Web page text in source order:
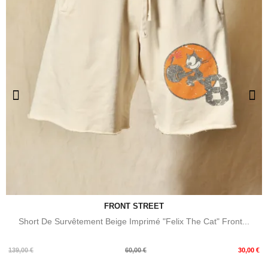
FRONT STREET
Short De Survêtement Beige Imprimé "Felix The Cat" Front...
139,00 €
Prix
60,00 € 30,00 €
Prix